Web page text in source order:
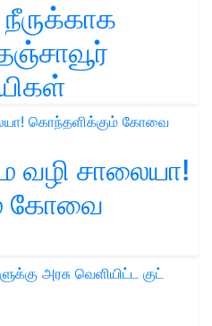
வழி சாலையா!
கோவை